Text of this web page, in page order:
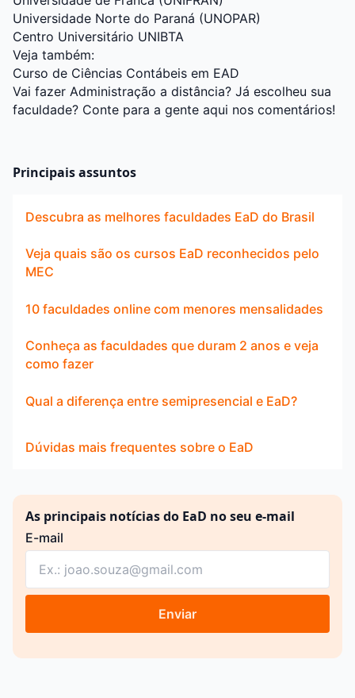
Universidade Norte do Paraná (UNOPAR)
Centro Universitário UNIBTA
Veja também:
Curso de Ciências Contábeis em EAD
Vai fazer Administração a distância? Já escolheu sua
faculdade? Conte para a gente aqui nos comentários!
Principais assuntos
Descubra as melhores faculdades EaD do Brasil
Veja quais são os cursos EaD reconhecidos pelo
MEC
10 faculdades online com menores mensalidades
Conheça as faculdades que duram 2 anos e veja
como fazer
Qual a diferença entre semipresencial e EaD?
Dúvidas mais frequentes sobre o EaD
As principais notícias do EaD no seu e-mail
E-mail
Enviar